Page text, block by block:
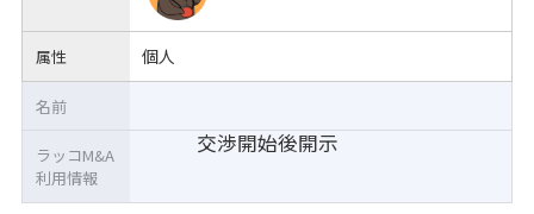
属性 個人
交渉開始後開示
名前
ラッコM&A
利用情報